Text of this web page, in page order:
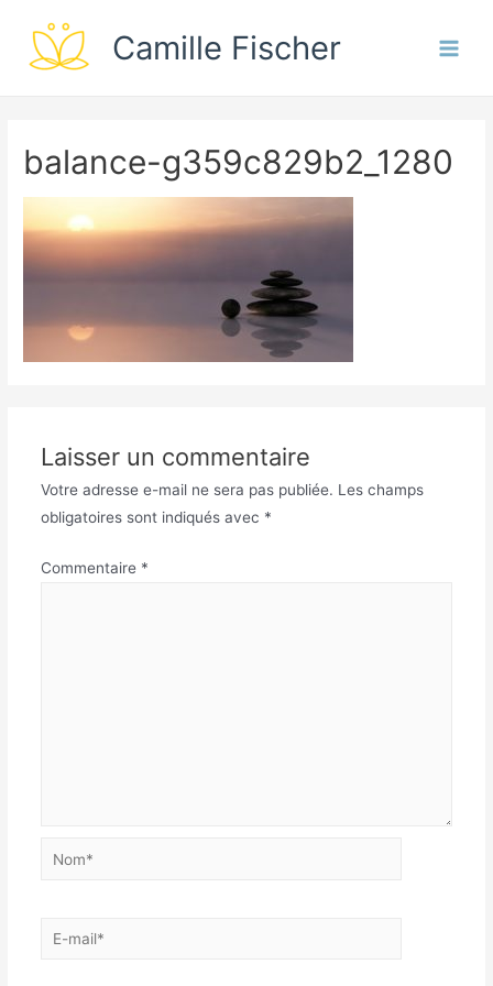
Camille Fischer
Main
balance-g359c829b2_1280
Laisser un commentaire
Votre adresse e-mail ne sera pas publiée. Les champs
obligatoires sont indiqués avec *
Commentaire *
Nom*
E-